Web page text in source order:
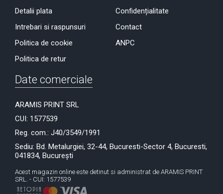
Detalii plata
Intrebari si raspunsuri
Politica de cookie
Politica de retur
Confidențialitate
Contact
ANPC
Date comerciale
ARAMIS PRINT SRL
CUI: 1577539
Reg. com.: J40/3549/1991
Sediu: Bd. Metalurgiei, 32-44, Bucuresti-Sector 4, Bucuresti,
041834, București
Acest magazin online este detinut si administrat de ARAMIS PRINT
SRL. - CUI: 1577539